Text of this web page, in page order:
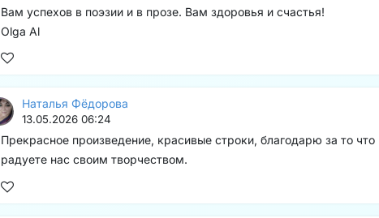
Вам успехов в поэзии и в прозе. Вам здоровья и счастья!
Olga Al
Наталья Фёдорова
13.05.2026 06:24
Прекрасное произведение, красивые строки, благодарю за то что
радуете нас своим творчеством.